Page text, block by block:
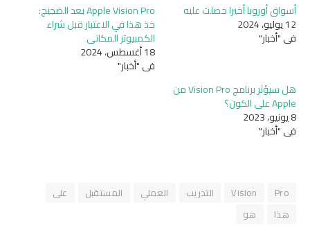
أسواق أوروبا أخيرا حصلت عليه
12 يوليو، 2024
في "أخبار"
Apple Vision Pro بعد الضجيج:
خذ هذا في الاعتبار قبل شراء
الكمبيوتر المكاني
18 أغسطس، 2024
في "أخبار"
هل سيؤثر برنامج Vision Pro من
Apple على الكون؟
8 يونيو، 2023
في "أخبار"
Pro
Vision التدريب العملي المستقبل
على
هذا
هو